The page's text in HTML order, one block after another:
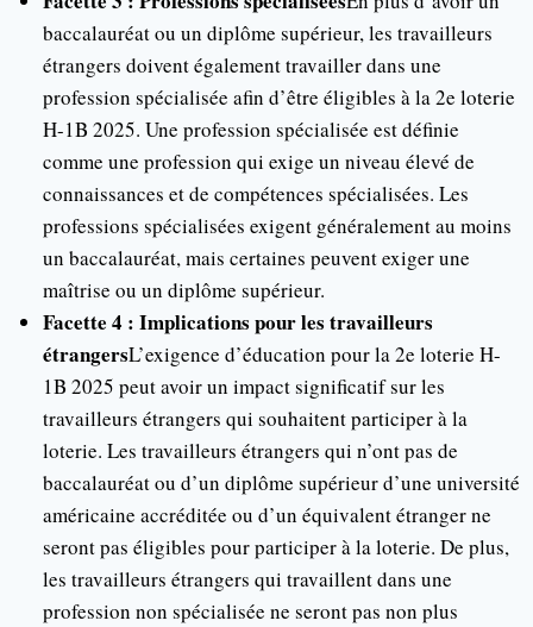
baccalauréat ou un diplôme supérieur, les travailleurs
étrangers doivent également travailler dans une
profession spécialisée afin d’être éligibles à la 2e loterie
H-1B 2025. Une profession spécialisée est définie
comme une profession qui exige un niveau élevé de
connaissances et de compétences spécialisées. Les
professions spécialisées exigent généralement au moins
un baccalauréat, mais certaines peuvent exiger une
maîtrise ou un diplôme supérieur.
Facette 4 : Implications pour les travailleurs
étrangersL’exigence d’éducation pour la 2e loterie H-
1B 2025 peut avoir un impact significatif sur les
travailleurs étrangers qui souhaitent participer à la
loterie. Les travailleurs étrangers qui n’ont pas de
baccalauréat ou d’un diplôme supérieur d’une université
américaine accréditée ou d’un équivalent étranger ne
seront pas éligibles pour participer à la loterie. De plus,
les travailleurs étrangers qui travaillent dans une
profession non spécialisée ne seront pas non plus